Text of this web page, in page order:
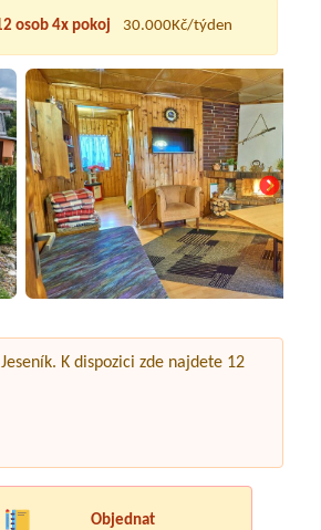
osob 4x pokoj
30.000Kč/týden
K dispozici zde najdete 12
Objednat